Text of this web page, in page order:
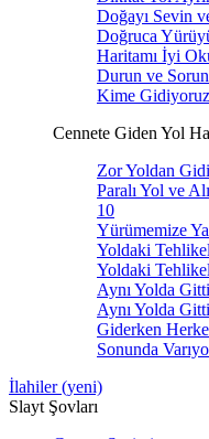
Doğayı Sevin
Doğruca
Haritamı İyi
Durun ve
Kime
Cennete Giden Yol
Zor Yoldan
Paralı Yol ve
10
Yürümemize
Yoldaki
Yoldaki
Aynı Yolda
Aynı Yolda
Giderken
Sonunda
İlahiler (yeni)
Slayt Şovları